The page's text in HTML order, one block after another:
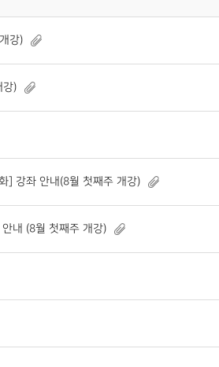
강)
강)
] 강좌 안내(8월 첫째주 개강)
내 (8월 첫째주 개강)